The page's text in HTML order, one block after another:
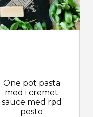
One pot pasta
med i cremet
sauce med rød
pesto